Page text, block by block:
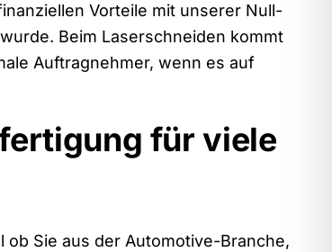
Vorteile mit unserer Null-
Beim Laserschneiden kommt
Auftragnehmer, wenn es auf
für viele
Sie aus der Automotive-Branche,